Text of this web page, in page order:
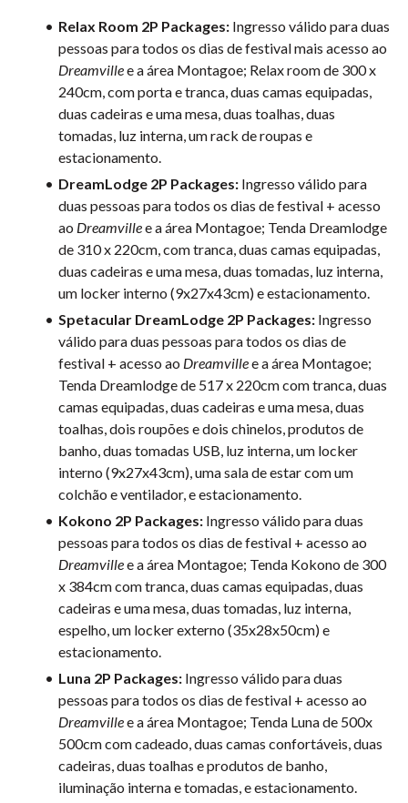
Relax Room 2P Packages: Ingresso válido para duas
pessoas para todos os dias de festival mais acesso ao
Dreamvillee a área Montagoe; Relax room de 300 x
240cm, com porta e tranca, duas camas equipadas,
duas cadeiras e uma mesa, duas toalhas, duas
tomadas, luz interna, um rack de roupas e
estacionamento.
DreamLodge 2P Packages: Ingresso válido para
duas pessoas para todos os dias de festival + acesso
ao Dreamvillee a área Montagoe; Tenda Dreamlodge
de 310 x 220cm, com tranca, duas camas equipadas,
duas cadeiras e uma mesa, duas tomadas, luz interna,
um locker interno (9x27x43cm) e estacionamento.
Spetacular DreamLodge 2P Packages: Ingresso
válido para duas pessoas para todos os dias de
festival + acesso ao Dreamvillee a área Montagoe;
Tenda Dreamlodge de 517 x 220cm com tranca, duas
camas equipadas, duas cadeiras e uma mesa, duas
toalhas, dois roupões e dois chinelos, produtos de
banho, duas tomadas USB, luz interna, um locker
interno (9x27x43cm), uma sala de estar com um
colchão e ventilador, e estacionamento.
Kokono 2P Packages: Ingresso válido para duas
pessoas para todos os dias de festival + acesso ao
Dreamvillee a área Montagoe; Tenda Kokono de 300
x 384cm com tranca, duas camas equipadas, duas
cadeiras e uma mesa, duas tomadas, luz interna,
espelho, um locker externo (35x28x50cm) e
estacionamento.
Luna 2P Packages: Ingresso válido para duas
pessoas para todos os dias de festival + acesso ao
Dreamvillee a área Montagoe; Tenda Luna de 500x
500cm com cadeado, duas camas confortáveis, duas
cadeiras, duas toalhas e produtos de banho,
iluminação interna e tomadas, e estacionamento.